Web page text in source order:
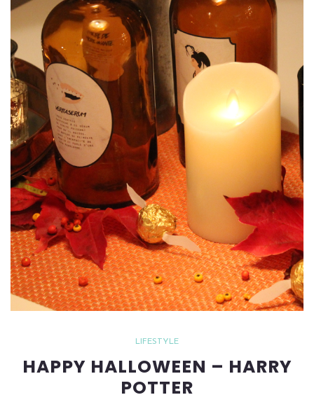
LIFESTYLE
HAPPY HALLOWEEN – HARRY
POTTER